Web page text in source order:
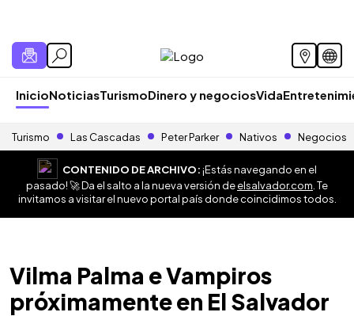
InicioNoticiasTurismoDinero y negociosVida
Turismo Las Cascadas Peter Parker Nativos Negocios
CONTENIDO DE ARCHIVO:¡Estás navegando en el
pasado! 🚀 Da el salto a la nueva versión deelsalvador.com . Te
invitamos a visitar el nuevo portal país donde coincidimos todos.
Vilma Palma e Vampiros
próximamente en El Salvador